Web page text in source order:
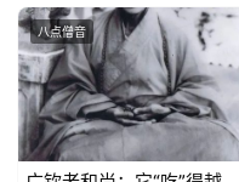
声
明
八点僧音